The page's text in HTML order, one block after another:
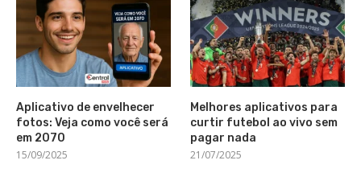
Aplicativo de envelhecer
fotos: Veja como você será
em 2070
15/09/2025
Melhores aplicativos para
curtir futebol ao vivo sem
pagar nada
21/07/2025